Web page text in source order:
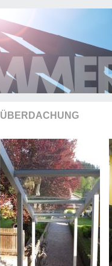
ÜBERDACHUNG